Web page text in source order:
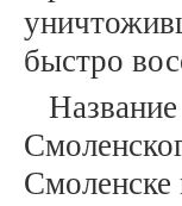
быстро
Смоленске